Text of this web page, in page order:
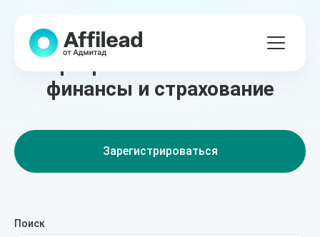
Лучшие партнёрские
программы в сегменте
финансы и страхование
Зарегистрироваться
Поиск